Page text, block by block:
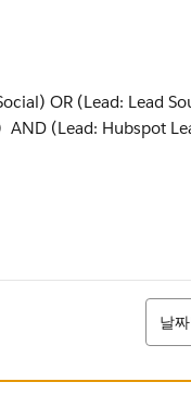
OR (Lead: Lead
(Lead: Hubspot
정렬
날